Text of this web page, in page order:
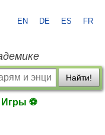
EN DE ES FR
Найти!
Игры ⚽